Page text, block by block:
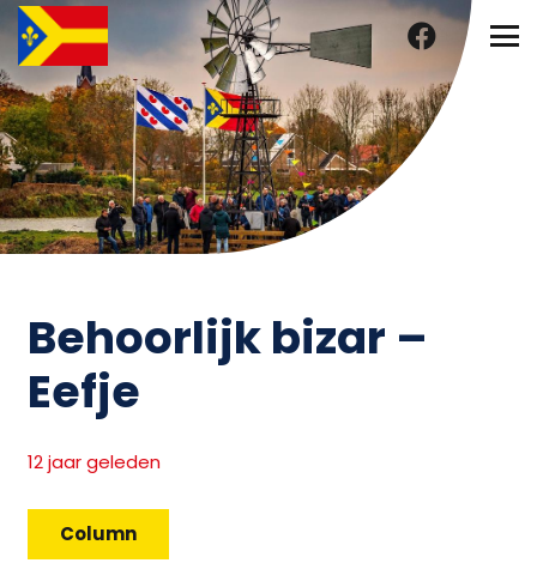
Behoorlijk bizar –
Eefje
12 jaar geleden
Column